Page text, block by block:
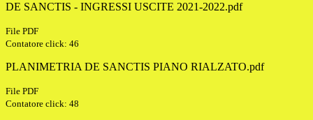
DE SANCTIS - INGRESSI USCITE 2021-2022.pdf
File PDF
Contatore click: 46
PLANIMETRIA DE SANCTIS PIANO RIALZATO.pdf
File PDF
Contatore click: 48